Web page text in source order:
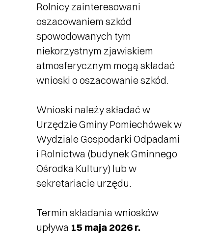
Rolnicy zainteresowani
oszacowaniem szkód
spowodowanych tym
niekorzystnym zjawiskiem
atmosferycznym mogą składać
wnioski o oszacowanie szkód.
Wnioski należy składać w
Urzędzie Gminy Pomiechówek w
Wydziale Gospodarki Odpadami
i Rolnictwa (budynek Gminnego
Ośrodka Kultury) lub w
sekretariacie urzędu.
Termin składania wniosków
upływa 15 maja 2026 r.